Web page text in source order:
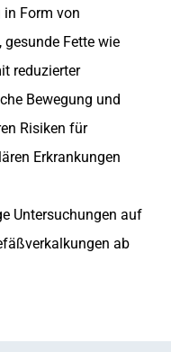
in Form von
gesunde Fette wie
reduzierter
Bewegung und
Risiken für
Erkrankungen
Untersuchungen auf
ab